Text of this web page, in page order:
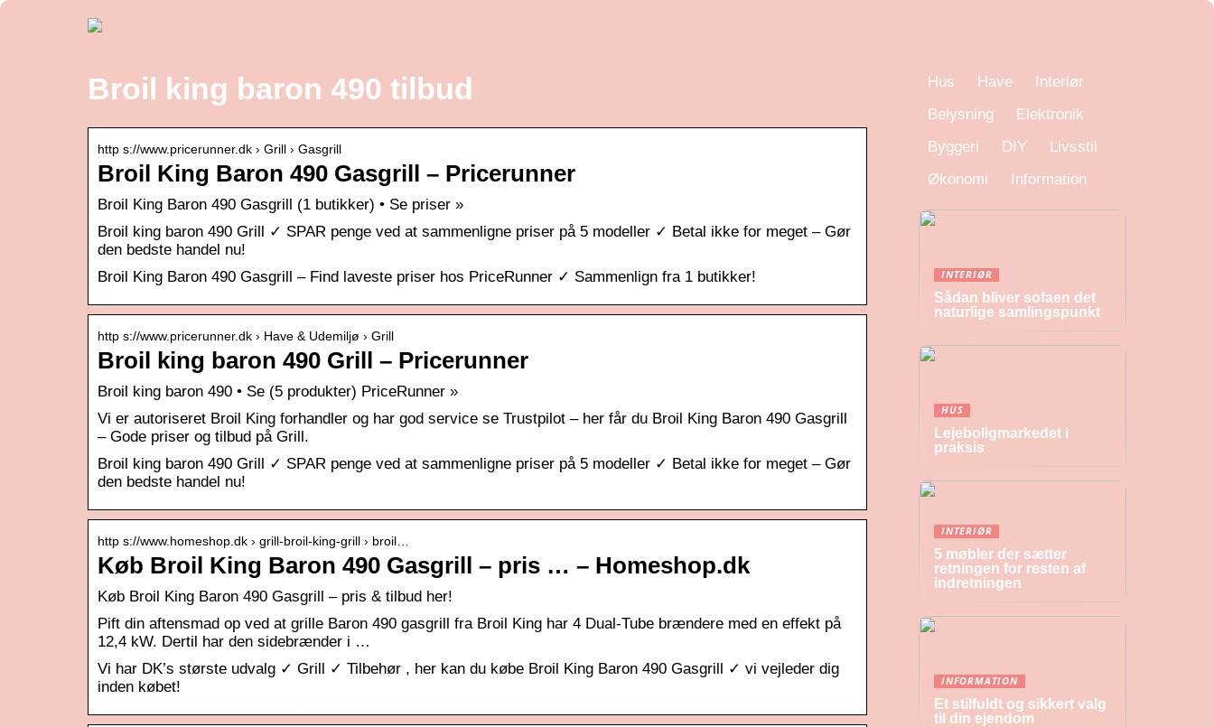
Broil king baron 490 tilbud
http s://www.pricerunner.dk › Grill › Gasgrill
Broil King Baron 490 Gasgrill – Pricerunner
Broil King Baron 490 Gasgrill (1 butikker) • Se priser »
Broil king baron 490 Grill ✓ SPAR penge ved at sammenligne priser på 5 modeller ✓ Betal ikke for meget – Gør
den bedste handel nu!
Broil King Baron 490 Gasgrill – Find laveste priser hos PriceRunner ✓ Sammenlign fra 1 butikker!
http s://www.pricerunner.dk › Have & Udemiljø › Grill
Broil king baron 490 Grill – Pricerunner
Broil king baron 490 • Se (5 produkter) PriceRunner »
Vi er autoriseret Broil King forhandler og har god service se Trustpilot – her får du Broil King Baron 490 Gasgrill
– Gode priser og tilbud på Grill.
Broil king baron 490 Grill ✓ SPAR penge ved at sammenligne priser på 5 modeller ✓ Betal ikke for meget – Gør
den bedste handel nu!
http s://www.homeshop.dk › grill-broil-king-grill › broil…
Køb Broil King Baron 490 Gasgrill – pris … – Homeshop.dk
Køb Broil King Baron 490 Gasgrill – pris & tilbud her!
Pift din aftensmad op ved at grille Baron 490 gasgrill fra Broil King har 4 Dual-Tube brændere med en effekt på
12,4 kW. Dertil har den sidebrænder i …
Vi har DK’s største udvalg ✓ Grill ✓ Tilbehør , her kan du købe Broil King Baron 490 Gasgrill ✓ vi vejleder dig
inden købet!
Hus Have
Interiør
Belysning
Elektronik
Byggeri
DIY
Livsstil
Økonomi
Information
INTERIØR
Sådan bliver sofaen det
naturlige samlingspunkt
HUS
Lejeboligmarkedet i
praksis
INTERIØR
5 møbler der sætter
retningen for resten af
indretningen
INFORMATION
Et stilfuldt og sikkert valg
til din ejendom